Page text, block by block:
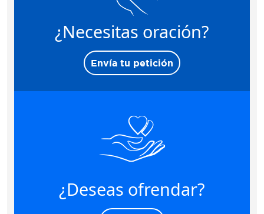
¿Necesitas oración?
Envía tu petición
¿Deseas ofrendar?